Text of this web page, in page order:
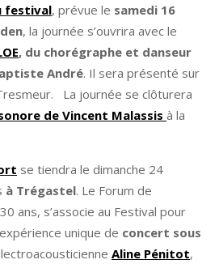
festival, prévue le samedi 16
, la journée s’ouvrira avec le
, du chorégraphe et danseur
André. Il sera présenté sur
La journée se clôturera
de Vincent Malassis à la
se tiendra le dimanche 24
à Trégastel. Le Forum de
ans, s’associe au Festival pour
unique de concert sous
Aline Pénitot,